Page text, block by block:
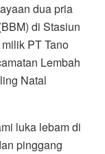
dua pria
di Stasiun
PT Tano
Lembah
Natal
luka lebam di
pinggang